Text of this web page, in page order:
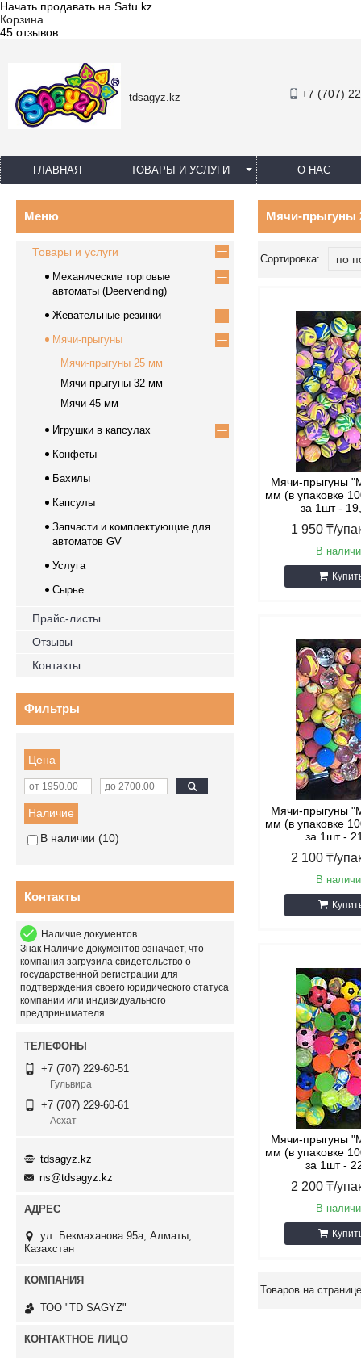
Начать продавать на Satu.kz
Корзина
45 отзывов
tdsagyz.kz +7 (707)
ГЛАВНАЯ ТОВАРЫ И УСЛУГИ О НАС
Мячи-прыгуны
Мячи-прыгуны
мм (в упаковке
за 1шт -
1 950₸/
В
Мячи-прыгуны
мм (в упаковке
за 1шт -
2 100₸/
В
Мячи-прыгуны
мм (в упаковке
за 1шт -
2 200₸/
В
Товары и услуги
Механические торговые
автоматы (Deervending)
Жевательные резинки
Мячи-прыгуны
Мячи-прыгуны 25 мм
Мячи-прыгуны 32 мм
Мячи 45 мм
Игрушки в капсулах
Конфеты
Бахилы
Капсулы
Запчасти и комплектующие для
автоматов GV
Услуга
Сырье
Прайс-листы
Отзывы
Контакты
Фильтры
Цена
Наличие
В наличии
10
Контакты
Наличие документов
Знак Наличие документов означает, что
компания загрузила свидетельство о
государственной регистрации для
подтверждения своего юридического статуса
компании или индивидуального
предпринимателя.
+7 (707) 229-60-51
Гульвира
+7 (707) 229-60-61
Асхат
tdsagyz.kz
ns@tdsagyz.kz
ул. Бекмаханова 95а, Алматы,
Казахстан
ТОО "TD SAGYZ"